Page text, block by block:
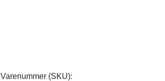
Varenummer (SKU):